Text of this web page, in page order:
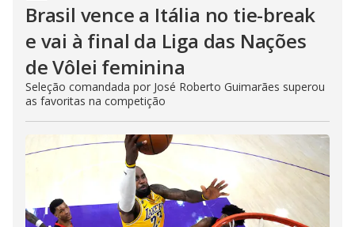
Brasil vence a Itália no tie-break
e vai à final da Liga das Nações
de Vôlei feminina
Seleção comandada por José Roberto Guimarães superou
as favoritas na competição